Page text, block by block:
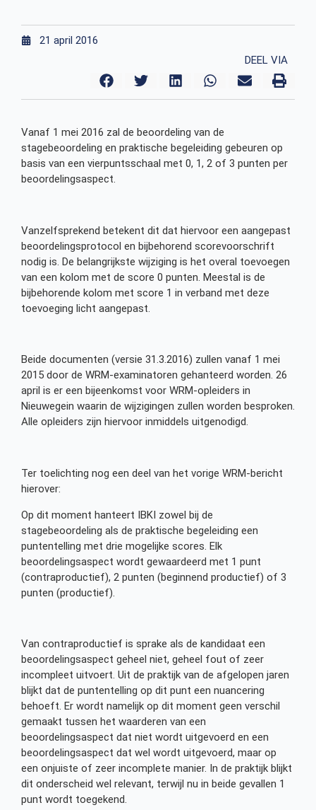
21 april 2016
DEEL VIA
Vanaf 1 mei 2016 zal de beoordeling van de
stagebeoordeling en praktische begeleiding gebeuren op
basis van een vierpuntsschaal met 0, 1, 2 of 3 punten per
beoordelingsaspect.
Vanzelfsprekend betekent dit dat hiervoor een aangepast
beoordelingsprotocol en bijbehorend scorevoorschrift
nodig is. De belangrijkste wijziging is het overal toevoegen
van een kolom met de score 0 punten. Meestal is de
bijbehorende kolom met score 1 in verband met deze
toevoeging licht aangepast.
Beide documenten (versie 31.3.2016) zullen vanaf 1 mei
2015 door de WRM-examinatoren gehanteerd worden. 26
april is er een bijeenkomst voor WRM-opleiders in
Nieuwegein waarin de wijzigingen zullen worden besproken.
Alle opleiders zijn hiervoor inmiddels uitgenodigd.
Ter toelichting nog een deel van het vorige WRM-bericht
hierover:
Op dit moment hanteert IBKI zowel bij de
stagebeoordeling als de praktische begeleiding een
puntentelling met drie mogelijke scores. Elk
beoordelingsaspect wordt gewaardeerd met 1 punt
(contraproductief), 2 punten (beginnend productief) of 3
punten (productief).
Van contraproductief is sprake als de kandidaat een
beoordelingsaspect geheel niet, geheel fout of zeer
incompleet uitvoert. Uit de praktijk van de afgelopen jaren
blijkt dat de puntentelling op dit punt een nuancering
behoeft. Er wordt namelijk op dit moment geen verschil
gemaakt tussen het waarderen van een
beoordelingsaspect dat niet wordt uitgevoerd en een
beoordelingsaspect dat wel wordt uitgevoerd, maar op
een onjuiste of zeer incomplete manier. In de praktijk blijkt
dit onderscheid wel relevant, terwijl nu in beide gevallen 1
punt wordt toegekend.